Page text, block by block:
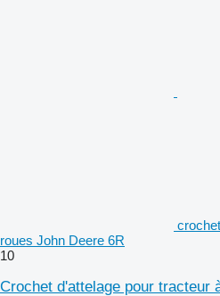
roues John Deere 6R
10
Crochet d'attelage pour tracteur